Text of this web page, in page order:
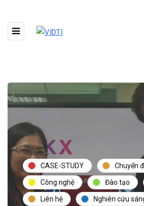
CASE-STUDY Chuyển
Công nghệ Đào tạo
Liên hệ Nghiên cứu